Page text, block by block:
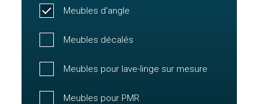
Meubles d'angle
Meubles décalés
Meubles pour lave-linge sur mesure
Meubles pour PMR